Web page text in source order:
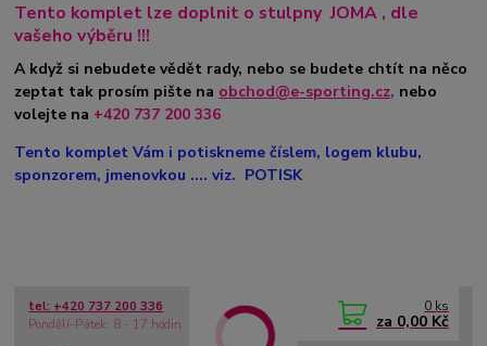
Tento komplet lze doplnit o stulpny JOMA , dle
vašeho výběru !!!
A když si nebudete vědět rady, nebo se budete chtít na něco
zeptat tak prosím pište na obchod@e-sporting.cz, nebo
volejte na +420 737 200 336
Tento komplet Vám i potiskneme číslem, logem klubu,
sponzorem, jmenovkou .... viz. POTISK
CZK
tel: +420 737 200 336
Pondělí-Pátek: 8 - 17 hodin
0 ks
za 0,00 Kč